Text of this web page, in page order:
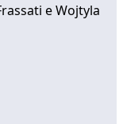
e Wojtyla